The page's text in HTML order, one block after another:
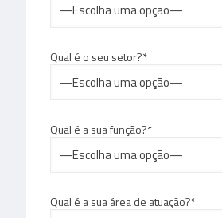
Qual é o seu setor?*
Qual é a sua função?*
Qual é a sua área de atuação?*